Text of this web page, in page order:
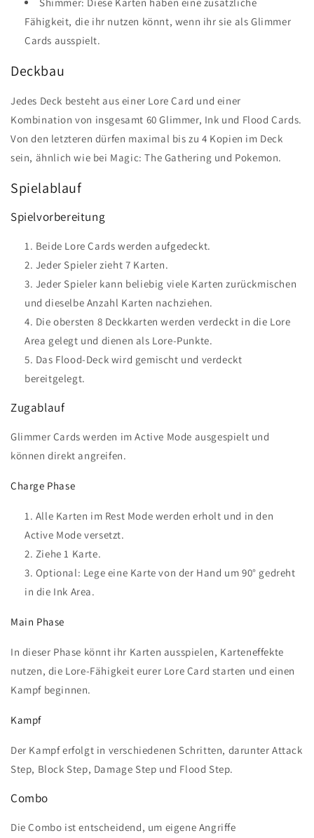
Fähigkeit, die ihr nutzen könnt, wenn ihr sie als Glimmer
Cards ausspielt.
Deckbau
Jedes Deck besteht aus einer Lore Card und einer
Kombination von insgesamt 60 Glimmer, Ink und Flood Cards.
Von den letzteren dürfen maximal bis zu 4 Kopien im Deck
sein, ähnlich wie bei Magic: The Gathering und Pokemon.
Spielablauf
Spielvorbereitung
Beide Lore Cards werden aufgedeckt.
Jeder Spieler zieht 7 Karten.
Jeder Spieler kann beliebig viele Karten zurückmischen
und dieselbe Anzahl Karten nachziehen.
Die obersten 8 Deckkarten werden verdeckt in die Lore
Area gelegt und dienen als Lore-Punkte.
Das Flood-Deck wird gemischt und verdeckt
bereitgelegt.
Zugablauf
Glimmer Cards werden im Active Mode ausgespielt und
können direkt angreifen.
Charge Phase
Alle Karten im Rest Mode werden erholt und in den
Active Mode versetzt.
Ziehe 1 Karte.
Optional: Lege eine Karte von der Hand um 90° gedreht
in die Ink Area.
Main Phase
In dieser Phase könnt ihr Karten ausspielen, Karteneffekte
nutzen, die Lore-Fähigkeit eurer Lore Card starten und einen
Kampf beginnen.
Kampf
Der Kampf erfolgt in verschiedenen Schritten, darunter Attack
Step, Block Step, Damage Step und Flood Step.
Combo
Die Combo ist entscheidend, um eigene Angriffe